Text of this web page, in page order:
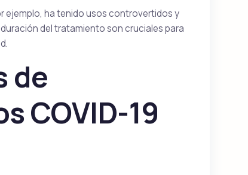
ejemplo, ha tenido usos controvertidos y
del tratamiento son cruciales para
de
COVID-19